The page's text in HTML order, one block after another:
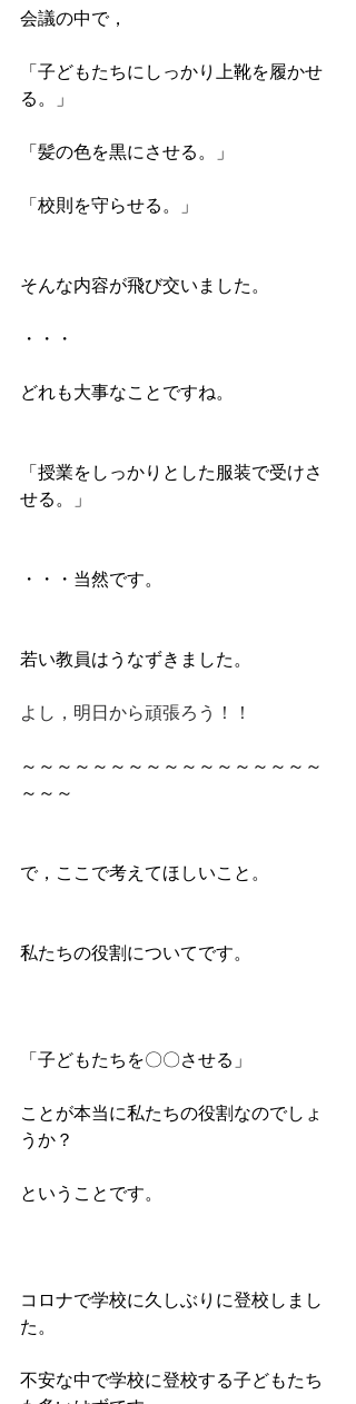
会議の中で，
「子どもたちにしっかり上靴を履かせ
る。」
「髪の色を黒にさせる。」
「校則を守らせる。」
そんな内容が飛び交いました。
・・・
どれも大事なことですね。
「授業をしっかりとした服装で受けさ
せる。」
・・・当然です。
若い教員はうなずきました。
よし，明日から頑張ろう！！
～～～～～～～～～～～～～～～～～
～～～
で，ここで考えてほしいこと。
私たちの役割についてです。
「子どもたちを〇〇させる」
ことが本当に私たちの役割なのでしょ
うか？
ということです。
コロナで学校に久しぶりに登校しまし
た。
不安な中で学校に登校する子どもたち